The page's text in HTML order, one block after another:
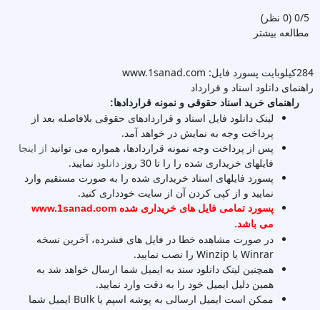
‫0/5 ‫(0 نظر)
مطالعه بیشتر
284کیلوبایت
پسورد فایل: www.1sanad.com
راهنمای دانلود اسناد و قرارداد
راهنمای خرید اسناد حقوقی و نمونه قراردادها:
لینک دانلود فایل اسناد و قراردادهای حقوقی بلافاصله بعد از
پرداخت وجه به نمایش در خواهد آمد.
پس از پرداخت وجه نمونه قراردادها، همواره می توانید از اینجا
فایلهای خریداری شده را را تا 30 روز
دانلود نمایید.
پسورد فایلهای اسناد خریداری شده را به صورت مستقیم وارد
نمایید و از کپی کردن آن از سایت خودداری کنید.
پسورد تمامی فایل های خریداری شده www.1sanad.com
می باشد.
در صورت مشاهده خطا در فایل های فشرده، آخرین نسخه
Winrar یا Winzip را نصب نمایید.
همچنین لینک دانلود سند به ایمیل شما ارسال خواهد شد به
همین دلیل ایمیل خود را به دقت وارد نمایید.
ممکن است ایمیل ارسالی به پوشه اسپم یا Bulk ایمیل شما